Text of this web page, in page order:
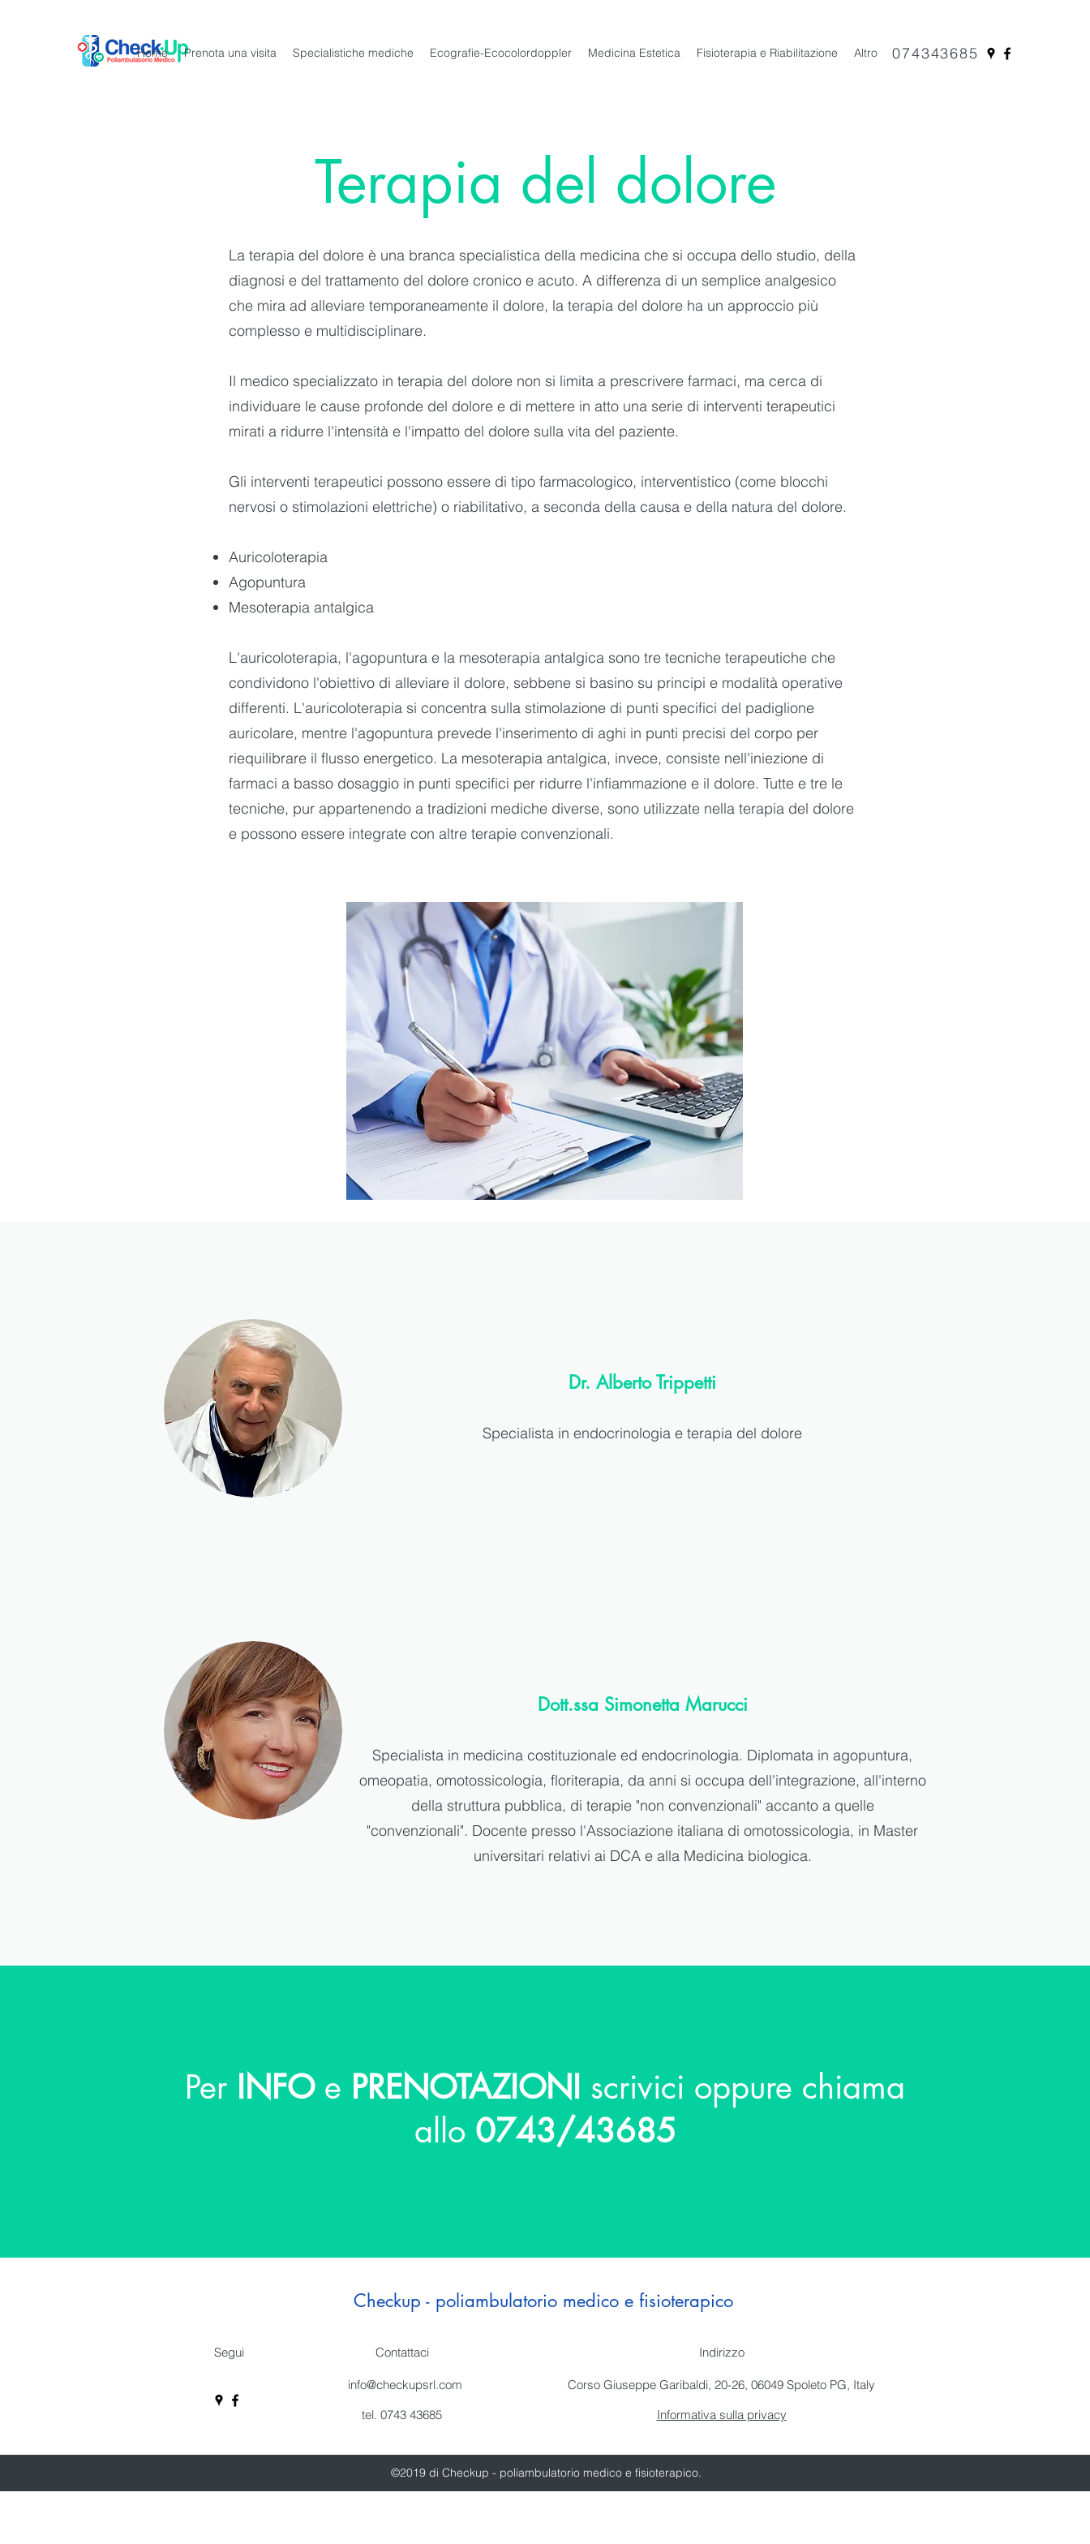
Home Prenota una visita Specialistiche mediche Ecografie-Ecocolordoppler Medicina Estetica Fisioterapia e Riabilitazione Altro 074343685
Terapia del dolore
La terapia del dolore è una branca specialistica della medicina che si occupa dello studio, della
diagnosi e del trattamento del dolore cronico e acuto. A differenza di un semplice analgesico
che mira ad alleviare temporaneamente il dolore, la terapia del dolore ha un approccio più
complesso e multidisciplinare.
Il medico specializzato in terapia del dolore non si limita a prescrivere farmaci, ma cerca di
individuare le cause profonde del dolore e di mettere in atto una serie di interventi terapeutici
mirati a ridurre l'intensità e l'impatto del dolore sulla vita del paziente.
Gli interventi terapeutici possono essere di tipo farmacologico, interventistico (come blocchi
nervosi o stimolazioni elettriche) o riabilitativo, a seconda della causa e della natura del dolore.
Auricoloterapia
Agopuntura
Mesoterapia antalgica
L'auricoloterapia, l'agopuntura e la mesoterapia antalgica sono tre tecniche terapeutiche che
condividono l'obiettivo di alleviare il dolore, sebbene si basino su principi e modalità operative
differenti. L'auricoloterapia si concentra sulla stimolazione di punti specifici del padiglione
auricolare, mentre l'agopuntura prevede l'inserimento di aghi in punti precisi del corpo per
riequilibrare il flusso energetico. La mesoterapia antalgica, invece, consiste nell'iniezione di
farmaci a basso dosaggio in punti specifici per ridurre l'infiammazione e il dolore. Tutte e tre le
tecniche, pur appartenendo a tradizioni mediche diverse, sono utilizzate nella terapia del dolore
e possono essere integrate con altre terapie convenzionali.
Dr. Alberto Trippetti
Specialista in endocrinologia e terapia del dolore
Dott.ssa Simonetta Marucci
Specialista in medicina costituzionale ed endocrinologia. Diplomata in agopuntura,
omeopatia, omotossicologia, floriterapia, da anni si occupa dell'integrazione, all'interno
della struttura pubblica, di terapie "non convenzionali" accanto a quelle
"convenzionali". Docente presso l'Associazione italiana di omotossicologia, in Master
universitari relativi ai DCA e alla Medicina biologica.
Per INFO e PRENOTAZIONI scrivici oppure chiama
allo 0743/43685
Checkup - poliambulatorio medico e fisioterapico
Segui Contattaci
info@checkupsrl.com
tel. 0743 43685
Indirizzo
Corso Giuseppe Garibaldi, 20-26, 06049 Spoleto PG, Italy
Informativa sulla privacy
©2019 di Checkup - poliambulatorio medico e fisioterapico.